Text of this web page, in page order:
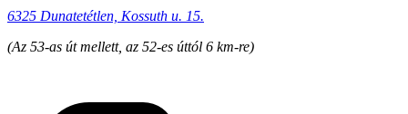
6325 Dunatetétlen, Kossuth u. 15.
(Az 53-as út mellett, az 52-es úttól 6 km-re)